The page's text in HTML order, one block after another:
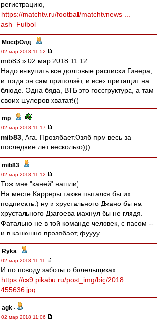
регистрацию,
https://matchtv.ru/football/matchtvnews ...
ash_Futbol
МосфОлд -
02 мар 2018 11:52
mib83 » 02 мар 2018 11:12
Надо выкупить все долговые расписки Гинера,
и тогда он сам приползёт, и всех притащит на
блюде. Одна бяда, ВТБ это госструктура, а там
своих шулеров хватат!((
mp -
02 мар 2018 11:17
mib83 , Ага. Прозябает.Озяб прм весь за
последние лет несколько)))
mib83 -
02 мар 2018 11:12
Тож мне "каней" нашли)
На месте Карреры также пытался бы их
подписать:) ну и хрустального Джано бы на
хрустального Дзагоева махнул бы не глядя.
Фатально не в той команде человек, с пасом --
и в канюшне прозябает, фуууу
Ryka -
02 мар 2018 11:11
И по поводу заботы о болельщиках:
https://cs9.pikabu.ru/post_img/big/2018 ...
455636.jpg
agk -
02 мар 2018 11:06